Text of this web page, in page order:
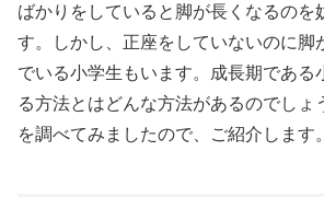
ばかりをしていると脚が長くなるのを
す。しかし、正座をしていないのに脚
でいる小学生もいます。成長期である
る方法とはどんな方法があるのでしょ
を調べてみましたので、ご紹介します。